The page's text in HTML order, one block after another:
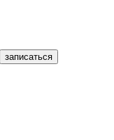
записаться